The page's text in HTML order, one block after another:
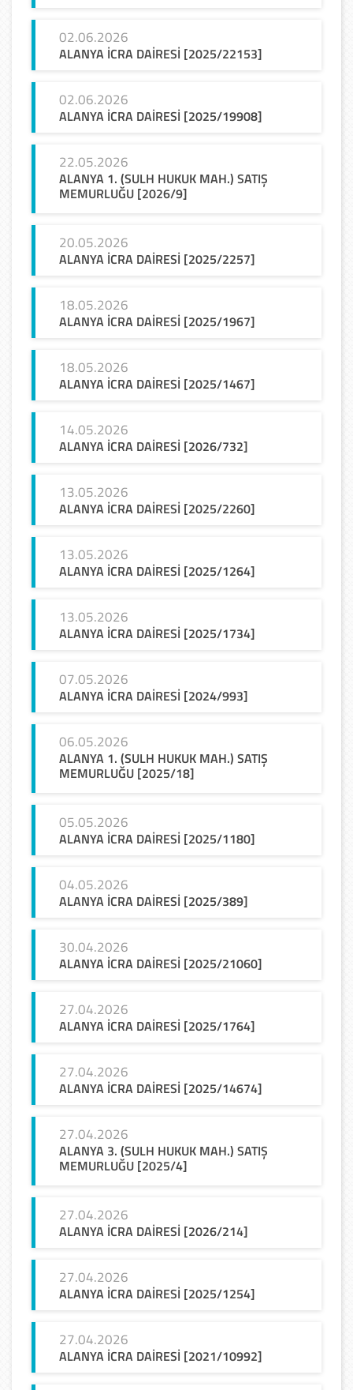
02.06.2026
ALANYA İCRA DAİRESİ [2025/22153]
02.06.2026
ALANYA İCRA DAİRESİ [2025/19908]
22.05.2026
ALANYA 1. (SULH HUKUK MAH.) SATIŞ
MEMURLUĞU [2026/9]
20.05.2026
ALANYA İCRA DAİRESİ [2025/2257]
18.05.2026
ALANYA İCRA DAİRESİ [2025/1967]
18.05.2026
ALANYA İCRA DAİRESİ [2025/1467]
14.05.2026
ALANYA İCRA DAİRESİ [2026/732]
13.05.2026
ALANYA İCRA DAİRESİ [2025/2260]
13.05.2026
ALANYA İCRA DAİRESİ [2025/1264]
13.05.2026
ALANYA İCRA DAİRESİ [2025/1734]
07.05.2026
ALANYA İCRA DAİRESİ [2024/993]
06.05.2026
ALANYA 1. (SULH HUKUK MAH.) SATIŞ
MEMURLUĞU [2025/18]
05.05.2026
ALANYA İCRA DAİRESİ [2025/1180]
04.05.2026
ALANYA İCRA DAİRESİ [2025/389]
30.04.2026
ALANYA İCRA DAİRESİ [2025/21060]
27.04.2026
ALANYA İCRA DAİRESİ [2025/1764]
27.04.2026
ALANYA İCRA DAİRESİ [2025/14674]
27.04.2026
ALANYA 3. (SULH HUKUK MAH.) SATIŞ
MEMURLUĞU [2025/4]
27.04.2026
ALANYA İCRA DAİRESİ [2026/214]
27.04.2026
ALANYA İCRA DAİRESİ [2025/1254]
27.04.2026
ALANYA İCRA DAİRESİ [2021/10992]